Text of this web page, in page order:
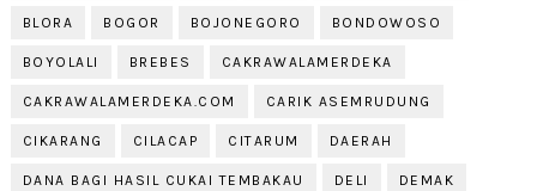
BLORA BOGOR BOJONEGORO BONDOWOSO
BOYOLALI BREBES CAKRAWALAMERDEKA
CAKRAWALAMERDEKA.COM CARIK ASEMRUDUNG
CIKARANG CILACAP CITARUM DAERAH
DANA BAGI HASIL CUKAI TEMBAKAU DELI DEMAK